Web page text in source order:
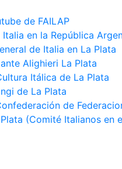
de FAILAP
Italia en la República
de Italia en La Plata
Alighieri La Plata
Itálica de La Plata
de La Plata
de
Plata (Comité Italianos en